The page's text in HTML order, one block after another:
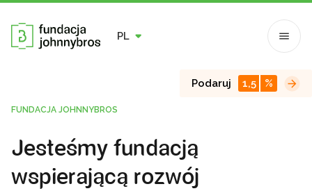
PL
Podaruj 1,5 %
FUNDACJA JOHNNYBROS
Jesteśmy fundacją
wspierającą rozwój